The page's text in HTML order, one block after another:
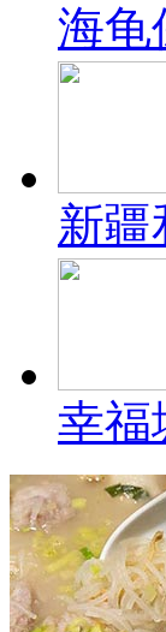
海龟
新疆
幸福